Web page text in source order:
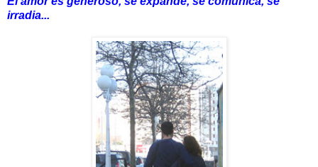
irradia...